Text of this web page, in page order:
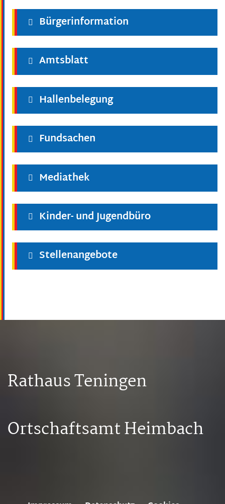
Bürgerinformation
Amtsblatt
Hallenbelegung
Fundsachen
Mediathek
Kinder- und Jugendbüro
Stellenangebote
Rathaus Teningen
Ortschaftsamt Heimbach